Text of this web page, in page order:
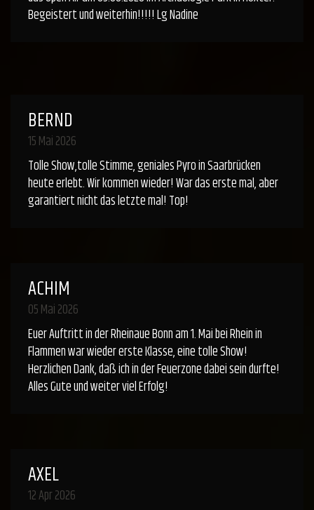
Begeistert und weiterhin!!!!! Lg Nadine
BERND
15 Mai 2026
Tolle Show,tolle Stimme, geniales Pyro in Saarbrücken
heute erlebt. Wir kommen wieder! War das erste mal, aber
garantiert nicht das letzte mal! Top!
ACHIM
05 Mai 2026
Euer Auftritt in der Rheinaue Bonn am 1. Mai bei Rhein in
Flammen war wieder erste Klasse, eine tolle Show!
Herzlichen Dank, daß ich in der Feuerzone dabei sein durfte!
Alles Gute und weiter viel Erfolg!
AXEL
12 Apr 2026